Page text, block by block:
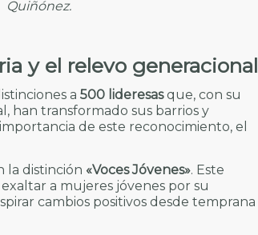
Quiñónez.
y el relevo generacional
a 500 lideresasque, con su
han transformado sus barrios y
de este reconocimiento, el
la distinción «Voces Jóvenes». Este
a mujeres jóvenes por su
cambios positivos desde temprana